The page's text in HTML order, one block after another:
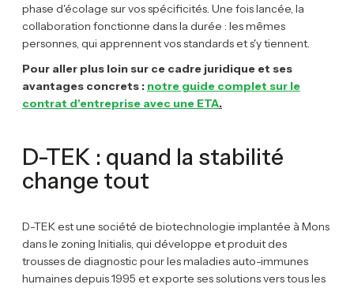
phase d'écolage sur vos spécificités. Une fois lancée, la
collaboration fonctionne dans la durée : les mêmes
personnes, qui apprennent vos standards et s'y tiennent.
Pour aller plus loin sur ce cadre juridique et ses
avantages concrets : notre guide complet sur le
contrat d'entreprise avec une ETA.
D-TEK : quand la stabilité
change tout
D-TEK est une société de biotechnologie implantée à Mons
dans le zoning Initialis, qui développe et produit des
trousses de diagnostic pour les maladies auto-immunes
humaines depuis 1995 et exporte ses solutions vers tous les